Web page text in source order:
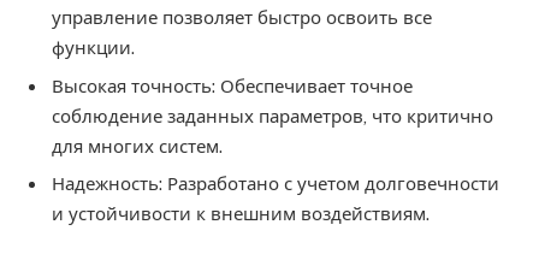
управление позволяет быстро освоить все
функции.
Высокая точность: Обеспечивает точное
соблюдение заданных параметров, что критично
для многих систем.
Надежность: Разработано с учетом долговечности
и устойчивости к внешним воздействиям.